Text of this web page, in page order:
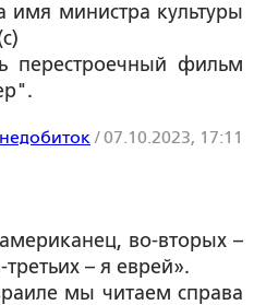
имя министра культуры
перестроечный фильм
/07.10.2023, 17:11
во-вторых –
– я еврей».
мы читаем справа